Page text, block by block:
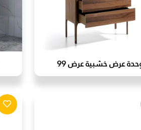
عرض خشبية عرض 99